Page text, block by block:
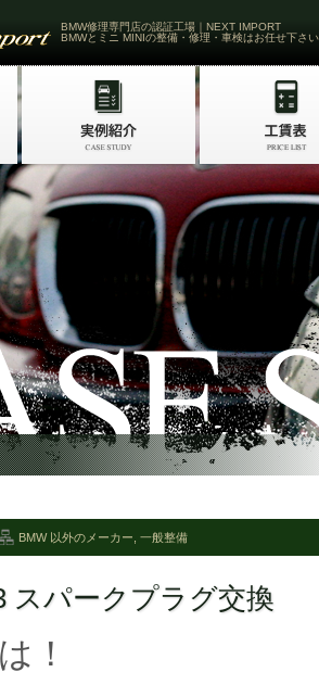
BMW修理専門店の認証工場｜NEXT IMPORT
BMWとミニ MINIの整備・修理・車検はお任せ下さい
BMW 以外のメーカー 一般整備
スパークプラグ交換
！